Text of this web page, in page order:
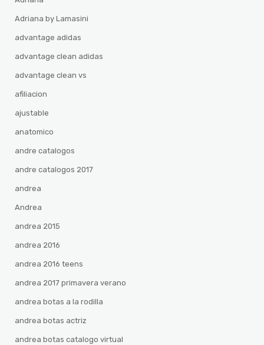
Adriana by Lamasini
advantage adidas
advantage clean adidas
advantage clean vs
afiliacion
ajustable
anatomico
andre catalogos
andre catalogos 2017
andrea
Andrea
andrea 2015
andrea 2016
andrea 2016 teens
andrea 2017 primavera verano
andrea botas a la rodilla
andrea botas actriz
andrea botas catalogo virtual